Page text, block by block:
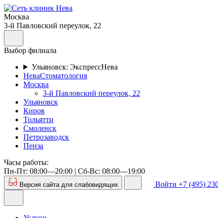
Москва
3-й Павловский переулок, 22
Выбор филиала
Ульяновск: ЭкспрессНева
НеваСтоматология
Москва
3-й Павловский переулок, 22
Ульяновск
Киров
Тольятти
Смоленск
Петрозаводск
Пенза
Часы работы:
Пн-Пт: 08:00—20:00 | Cб-Вс: 08:00—19:00
Версия сайта для слабовидящих Войти +7 (495)